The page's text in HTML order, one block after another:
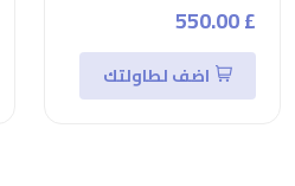
£ 550.00
اضف لطاولتك